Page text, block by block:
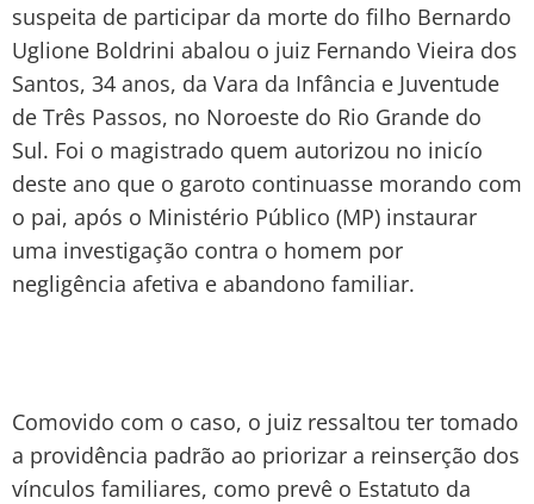
suspeita de participar da morte do filho Bernardo
Uglione Boldrini abalou o juiz Fernando Vieira dos
Santos, 34 anos, da Vara da Infância e Juventude
de Três Passos, no Noroeste do Rio Grande do
Sul. Foi o magistrado quem autorizou no inicío
deste ano que o garoto continuasse morando com
o pai, após o Ministério Público (MP) instaurar
uma investigação contra o homem por
negligência afetiva e abandono familiar.
Comovido com o caso, o juiz ressaltou ter tomado
a providência padrão ao priorizar a reinserção dos
vínculos familiares, como prevê o Estatuto da